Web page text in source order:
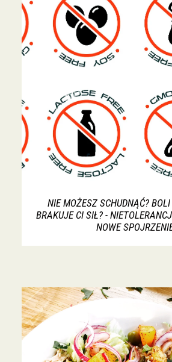
NIE MOŻESZ SCHUDNĄĆ?
BRAKUJE CI SIŁ? -
NOWE